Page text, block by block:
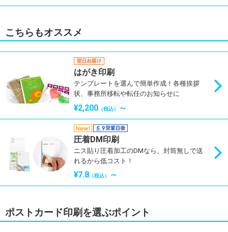
こちらもオススメ
はがき印刷
テンプレートを選んで簡単作成！各種挨拶
状、事務所移転や転任のお知らせに
¥2,200 （税込） ～
圧着DM印刷
ニス貼り圧着加工のDMなら、封筒無しで送
れるから低コスト！
¥7.8 （税込） ～
ポストカード印刷を選ぶポイント